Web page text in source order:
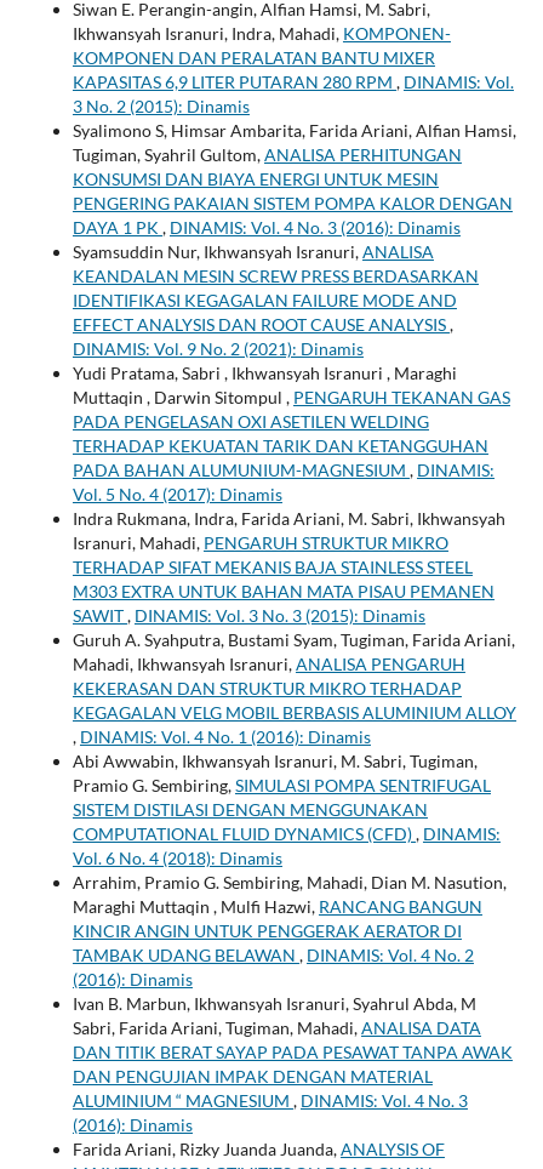
Siwan E. Perangin-angin, Alfian Hamsi, M. Sabri,
Ikhwansyah Isranuri, Indra, Mahadi, KOMPONEN-
KOMPONEN DAN PERALATAN BANTU MIXER
KAPASITAS 6,9 LITER PUTARAN 280 RPM , DINAMIS: Vol.
3 No. 2 (2015): Dinamis
Syalimono S, Himsar Ambarita, Farida Ariani, Alfian Hamsi,
Tugiman, Syahril Gultom,ANALISA PERHITUNGAN
KONSUMSI DAN BIAYA ENERGI UNTUK MESIN
PENGERING PAKAIAN SISTEM POMPA KALOR DENGAN
DAYA 1 PK , DINAMIS: Vol. 4 No. 3 (2016): Dinamis
Syamsuddin Nur, Ikhwansyah Isranuri,ANALISA
KEANDALAN MESIN SCREW PRESS BERDASARKAN
IDENTIFIKASI KEGAGALAN FAILURE MODE AND
EFFECT ANALYSIS DAN ROOT CAUSE ANALYSIS,
DINAMIS: Vol. 9 No. 2 (2021): Dinamis
Yudi Pratama, Sabri , Ikhwansyah Isranuri , Maraghi
Muttaqin , Darwin Sitompul , PENGARUH TEKANAN GAS
PADA PENGELASAN OXI ASETILEN WELDING
TERHADAP KEKUATAN TARIK DAN KETANGGUHAN
PADA BAHAN ALUMUNIUM-MAGNESIUM , DINAMIS:
Vol. 5 No. 4 (2017): Dinamis
Indra Rukmana, Indra, Farida Ariani, M. Sabri, Ikhwansyah
Isranuri, Mahadi, PENGARUH STRUKTUR MIKRO
TERHADAP SIFAT MEKANIS BAJA STAINLESS STEEL
M303 EXTRA UNTUK BAHAN MATA PISAU PEMANEN
SAWIT, DINAMIS: Vol. 3 No. 3 (2015): Dinamis
Guruh A. Syahputra, Bustami Syam, Tugiman, Farida Ariani,
Mahadi, Ikhwansyah Isranuri,ANALISA PENGARUH
KEKERASAN DAN STRUKTUR MIKRO TERHADAP
KEGAGALAN VELG MOBIL BERBASIS ALUMINIUM ALLOY
, DINAMIS: Vol. 4 No. 1 (2016): Dinamis
Abi Awwabin, Ikhwansyah Isranuri, M. Sabri, Tugiman,
Pramio G. Sembiring,SIMULASI POMPA SENTRIFUGAL
SISTEM DISTILASI DENGAN MENGGUNAKAN
COMPUTATIONAL FLUID DYNAMICS (CFD), DINAMIS:
Vol. 6 No. 4 (2018): Dinamis
Arrahim, Pramio G. Sembiring, Mahadi, Dian M. Nasution,
Maraghi Muttaqin , Mulfi Hazwi, RANCANG BANGUN
KINCIR ANGIN UNTUK PENGGERAK AERATOR DI
TAMBAK UDANG BELAWAN , DINAMIS: Vol. 4 No. 2
(2016): Dinamis
Ivan B. Marbun, Ikhwansyah Isranuri, Syahrul Abda, M
Sabri, Farida Ariani, Tugiman, Mahadi,ANALISA DATA
DAN TITIK BERAT SAYAP PADA PESAWAT TANPA AWAK
DAN PENGUJIAN IMPAK DENGAN MATERIAL
ALUMINIUM “ MAGNESIUM , DINAMIS: Vol. 4 No. 3
(2016): Dinamis
Farida Ariani, Rizky Juanda Juanda,ANALYSIS OF